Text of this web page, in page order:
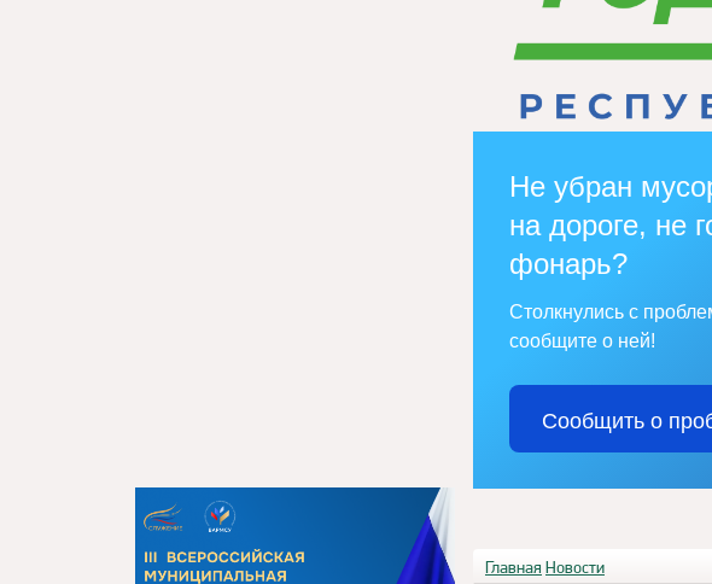
Не убран
на дороге, не
фонарь?
Столкнулись с
сообщите о ней!
Сообщить о
Главная Новости